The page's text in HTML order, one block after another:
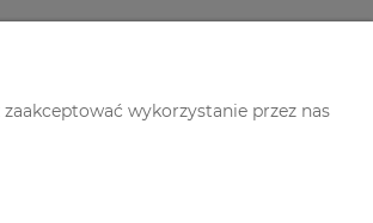
wykorzystanie przez nas